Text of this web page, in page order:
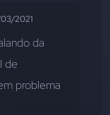
2021
da
de
problema